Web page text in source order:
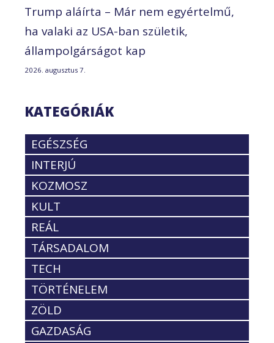
Trump aláírta – Már nem egyértelmű,
ha valaki az USA-ban születik,
állampolgárságot kap
2026. augusztus 7.
KATEGÓRIÁK
EGÉSZSÉG
INTERJÚ
KOZMOSZ
KULT
REÁL
TÁRSADALOM
TECH
TÖRTÉNELEM
ZÖLD
GAZDASÁG